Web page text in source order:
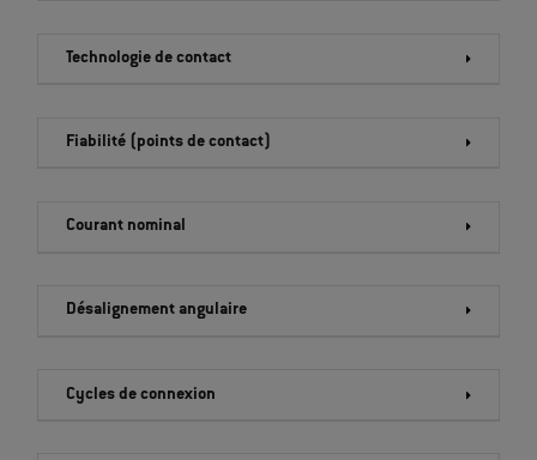
Technologie de contact
Fiabilité (points de contact)
Courant nominal
Désalignement angulaire
Cycles de connexion